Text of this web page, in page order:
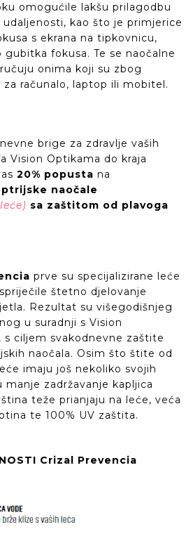
omogućile lakšu prilagodbu
kao što je primjerice
s ekrana na tipkovnicu,
fokusa. Te se naočalne
onima koji su zbog
računalo, laptop ili mobitel.
brige za zdravlje vaših
Vision Optikama do kraja
20% popusta na
naočale
sa zaštitom od plavoga
prve su specijalizirane leće
štetno djelovanje
Rezultat su višegodišnjeg
u suradnji s Vision
ciljem svakodnevne zaštite
naočala. Osim što štite od
imaju još nekoliko svojih
zadržavanje kapljica
teže prianjaju na leće, veća
te 100% UV zaštita.
Crizal Prevencia